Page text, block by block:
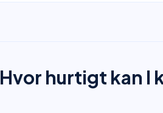
Hvor hurtigt kan I